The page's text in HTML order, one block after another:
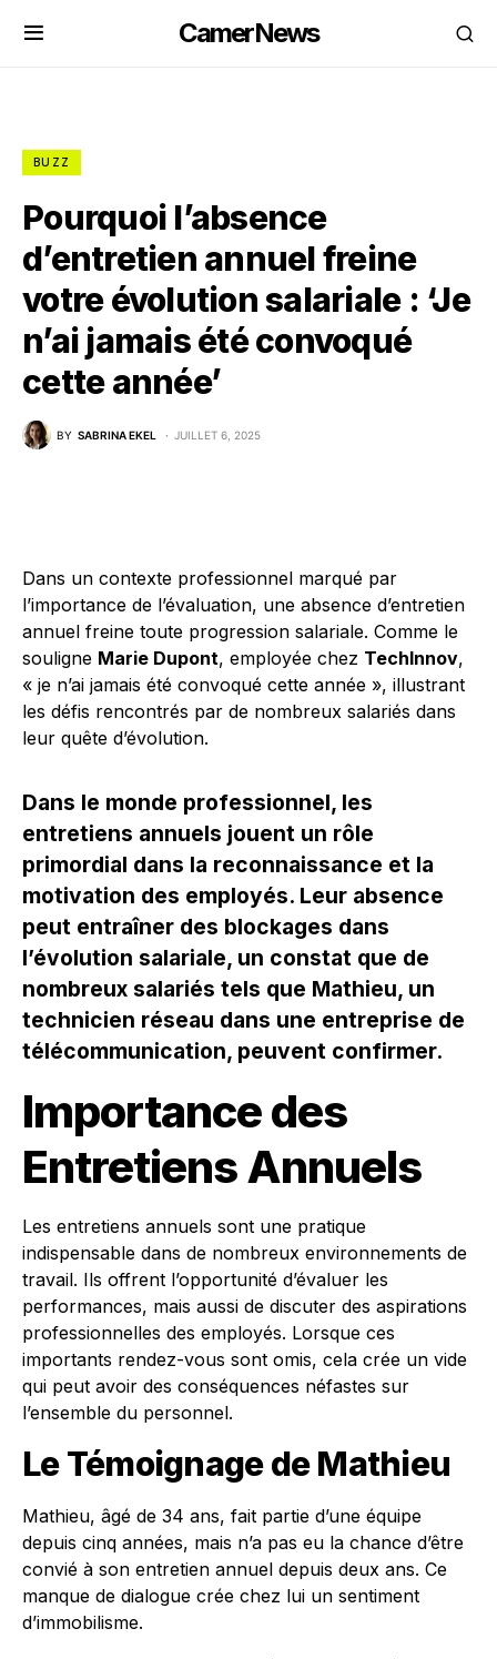
CamerNews
BUZZ
Pourquoi l’absence
d’entretien annuel freine
votre évolution salariale : ‘Je
n’ai jamais été convoqué
cette année’
BY SABRINA EKEL JUILLET 6, 2025
Dans un contexte professionnel marqué par
l’importance de l’évaluation, une absence d’entretien
annuel freine toute progression salariale. Comme le
souligne Marie Dupont, employée chez TechInnov,
« je n’ai jamais été convoqué cette année », illustrant
les défis rencontrés par de nombreux salariés dans
leur quête d’évolution.
Dans le monde professionnel, les
entretiens annuels jouent un rôle
primordial dans la reconnaissance et la
motivation des employés. Leur absence
peut entraîner des blockages dans
l’évolution salariale, un constat que de
nombreux salariés tels que Mathieu, un
technicien réseau dans une entreprise de
télécommunication, peuvent confirmer.
Importance des
Entretiens Annuels
Les entretiens annuels sont une pratique
indispensable dans de nombreux environnements de
travail. Ils offrent l’opportunité d’évaluer les
performances, mais aussi de discuter des aspirations
professionnelles des employés. Lorsque ces
importants rendez-vous sont omis, cela crée un vide
qui peut avoir des conséquences néfastes sur
l’ensemble du personnel.
Le Témoignage de Mathieu
Mathieu, âgé de 34 ans, fait partie d’une équipe
depuis cinq années, mais n’a pas eu la chance d’être
convié à son entretien annuel depuis deux ans. Ce
manque de dialogue crée chez lui un sentiment
d’immobilisme.